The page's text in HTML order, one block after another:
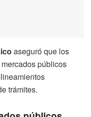
aseguró que los
públicos
trámites.